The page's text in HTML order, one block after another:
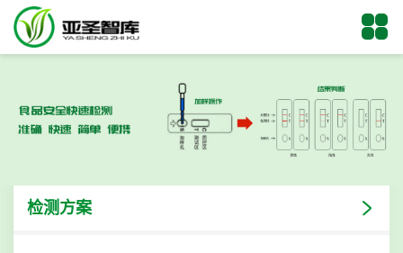
检测方案